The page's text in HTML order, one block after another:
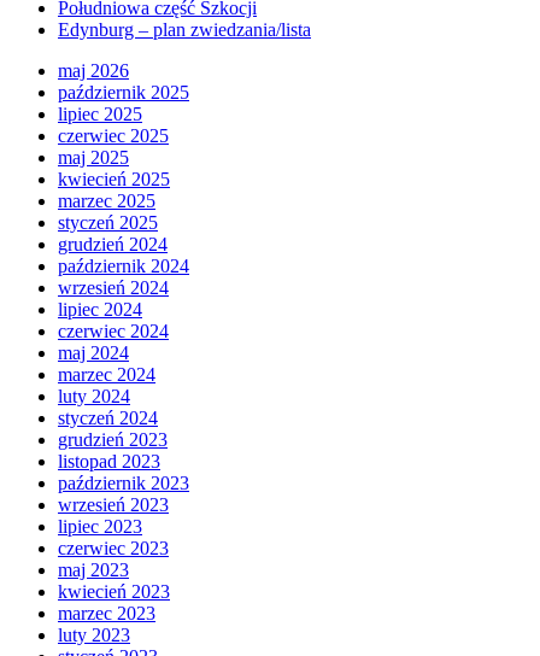
Południowa część Szkocji
Edynburg – plan zwiedzania/lista
maj 2026
październik 2025
lipiec 2025
czerwiec 2025
maj 2025
kwiecień 2025
marzec 2025
styczeń 2025
grudzień 2024
październik 2024
wrzesień 2024
lipiec 2024
czerwiec 2024
maj 2024
marzec 2024
luty 2024
styczeń 2024
grudzień 2023
listopad 2023
październik 2023
wrzesień 2023
lipiec 2023
czerwiec 2023
maj 2023
kwiecień 2023
marzec 2023
luty 2023